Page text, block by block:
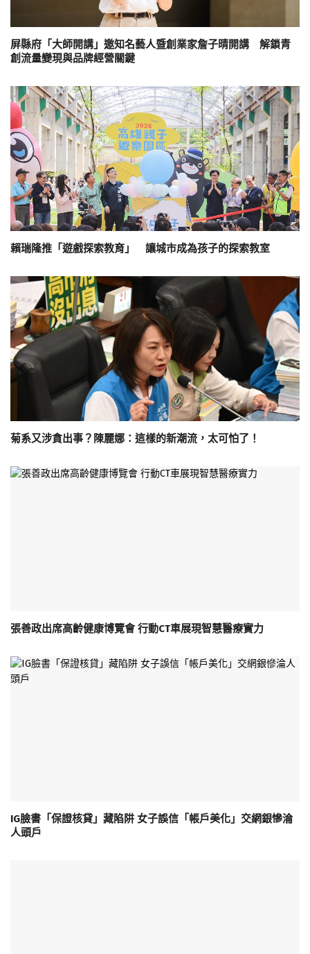
屏縣府「大師開講」邀知名藝人暨創業家詹子晴開講 解鎖青
創流量變現與品牌經營關鍵
賴瑞隆推「遊戲探索教育」 讓城市成為孩子的探索教室
菊系又涉貪出事？陳麗娜：這樣的新潮流，太可怕了！
張善政出席高齡健康博覽會 行動CT車展現智慧醫療實力
IG臉書「保證核貸」藏陷阱 女子誤信「帳戶美化」交網銀慘淪
人頭戶